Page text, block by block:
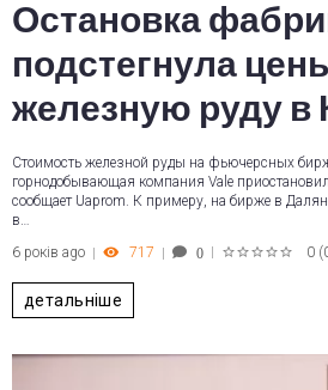
Остановка
подстегнула
железную руду в
Стоимость железной руды на фьючерсных
горнодобывающая компания Vale
сообщает Uaprom. К примеру, на бирже в
в…
6 років ago
717 0 0 (
детальніше